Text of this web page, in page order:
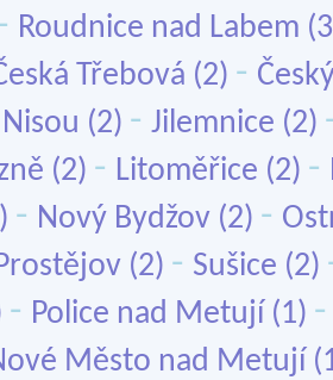
Roudnice nad Labem
Třebová (2) -
(2) - Jilemnice (2)
(2) - Litoměřice (2) -
- Nový Bydžov (2) -
(2) - Sušice (2)
- Police nad Metují (1)
Město nad Metují